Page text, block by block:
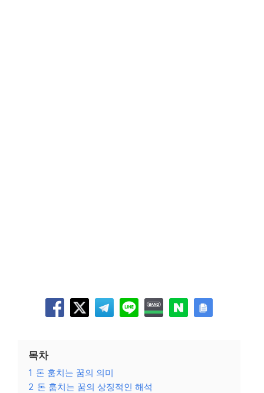
목차
1 돈 훔치는 꿈의 의미
2 돈 훔치는 꿈의 상징적인 해석